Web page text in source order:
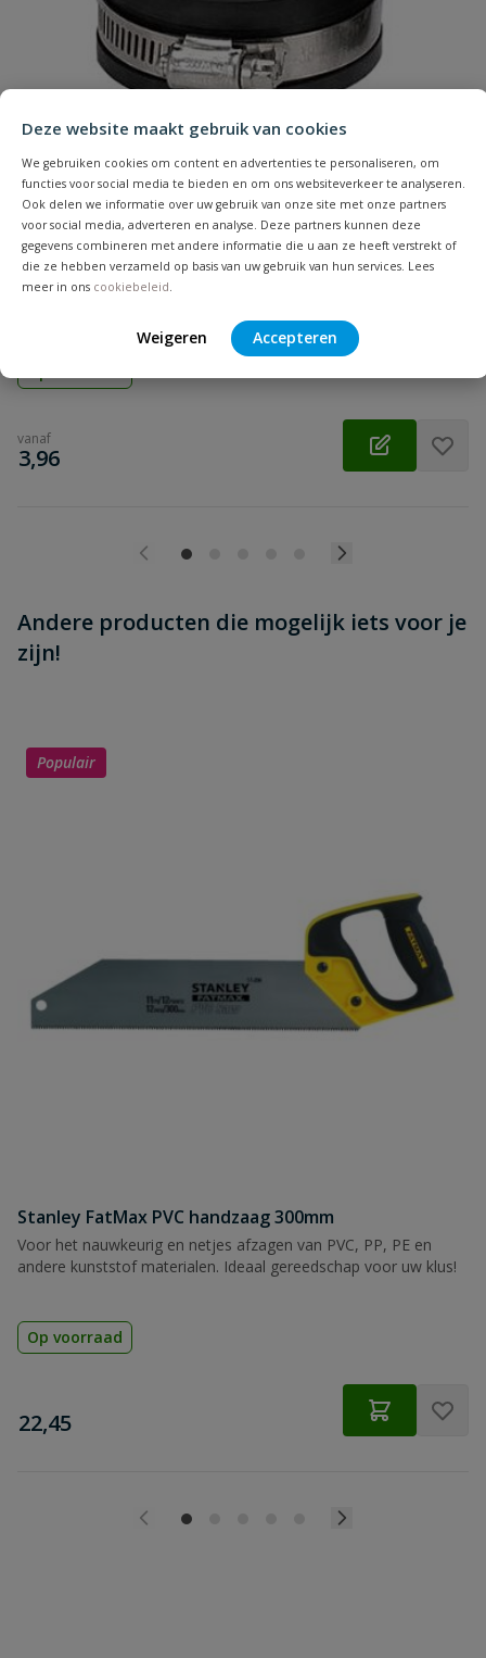
Deze website maakt gebruik van cookies
We gebruiken cookies om content en advertenties te personaliseren, om
functies voor social media te bieden en om ons websiteverkeer te analyseren.
Ook delen we informatie over uw gebruik van onze site met onze partners
voor social media, adverteren en analyse. Deze partners kunnen deze
gegevens combineren met andere informatie die u aan ze heeft verstrekt of
die ze hebben verzameld op basis van uw gebruik van hun services. Lees
meer in ons cookiebeleid.
Weigeren Accepteren
Samenvatting
Beoordeling versturen
Flexibele eindkap
Aansluiting: klem | Diameter: 20 t/m 360 mm | Kleur: zwart |
vanaf
€
3,96
Andere producten die mogelijk iets voor je
zijn!
Populair
Stanley FatMax PVC handzaag 300mm
Voor het nauwkeurig en netjes afzagen van PVC, PP, PE en
andere kunststof materialen. Ideaal gereedschap voor uw klus!
Op voorraad
€
22,45